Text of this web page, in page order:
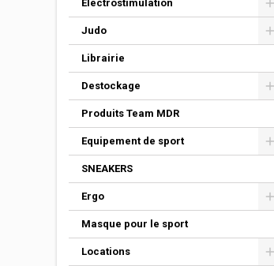
Electrostimulation
Judo
Librairie
Destockage
Produits Team MDR
Equipement de sport
SNEAKERS
Ergo
Masque pour le sport
Locations